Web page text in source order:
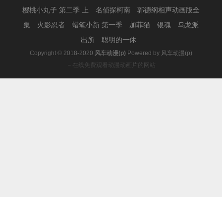
樱桃小丸子 第二季 上 名侦探柯南
郭德纲相声动画版全
集
火影忍者 蜡笔小新 第一季 加菲猫 银魂
乌龙派
出所
聪明的一休
Copyright © 2018-2020 风车动漫(p) Powered by 风车动漫(p)
－在线免费观看动漫动画片的网站